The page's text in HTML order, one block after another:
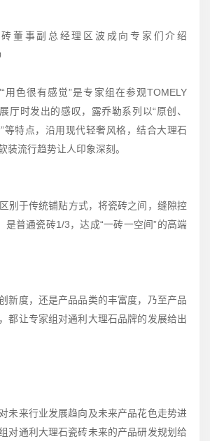
砖董事副总经理区波成向专家们介绍
用色很有感觉”是专家组在参观TOMELY
厅时发出的感叹，露乔勒系列以“原创、
等特点，沿用现代轻奢风格，结合大理石
装流行趋势让人印象深刻。
别于传统铺贴方式，将瓷砖之间，缝隙控
是普通瓷砖1/3，达成“一砖一空间”的高端
新度，还是产品品类的丰富度，乃至产品
都让专家组对通利大理石品牌的发展给出
未来行业发展趋向及未来产品花色走势进
对通利大理石瓷砖未来的产品研发规划给